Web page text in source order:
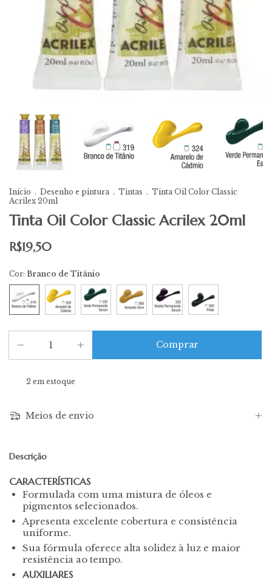
Início . Desenho e pintura . Tintas . Tinta Oil Color Classic
Acrilex 20ml
Tinta Oil Color Classic Acrilex 20ml
R$19,50
Cor: Branco de Titânio
2 em estoque
Meios de envio
Descrição
CARACTERÍSTICAS
Formulada com uma mistura de óleos e
pigmentos selecionados.
Apresenta excelente cobertura e consistência
uniforme.
Sua fórmula oferece alta solidez à luz e maior
resistência ao tempo.
AUXILIARES